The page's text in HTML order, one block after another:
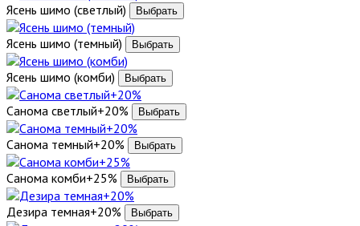
Ясень шимо (светлый)
Ясень шимо (темный)
Ясень шимо (комби)
Санома светлый+20%
Санома темный+20%
Санома комби+25%
Дезира темная+20%